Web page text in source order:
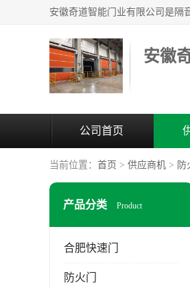
安徽
公司首页
当前位置： 首页 > 供应商机 > 防
产品分类 Product
合肥快速门
防火门